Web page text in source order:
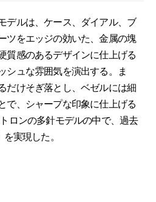
デルは、ケース、ダイアル、ブ
ツをエッジの効いた、金属の塊
質感のあるデザインに仕上げる
シュな雰囲気を演出する。ま
だけそぎ落とし、ベゼルには細
で、シャープな印象に仕上げる
ロンの多針モデルの中で、過去
実現した。